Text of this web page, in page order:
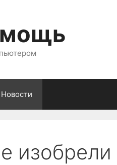
Новости
изобрели